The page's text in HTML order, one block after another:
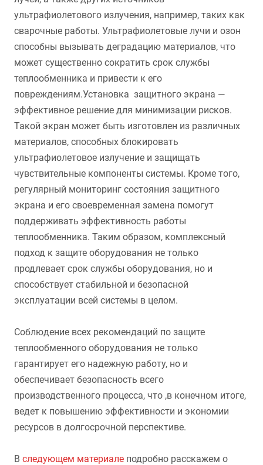
ультрафиолетового излучения, например, таких как
сварочные работы. Ультрафиолетовые лучи и озон
способны вызывать деградацию материалов, что
может существенно сократить срок службы
теплообменника и привести к его
повреждениям.Установка защитного экрана —
эффективное решение для минимизации рисков.
Такой экран может быть изготовлен из различных
материалов, способных блокировать
ультрафиолетовое излучение и защищать
чувствительные компоненты системы. Кроме того,
регулярный мониторинг состояния защитного
экрана и его своевременная замена помогут
поддерживать эффективность работы
теплообменника. Таким образом, комплексный
подход к защите оборудования не только
продлевает срок службы оборудования, но и
способствует стабильной и безопасной
эксплуатации всей системы в целом.
Соблюдение всех рекомендаций по защите
теплообменного оборудования не только
гарантирует его надежную работу, но и
обеспечивает безопасность всего
производственного процесса, что ,в конечном итоге,
ведет к повышению эффективности и экономии
ресурсов в долгосрочной перспективе.
В следующем материале подробно расскажем о